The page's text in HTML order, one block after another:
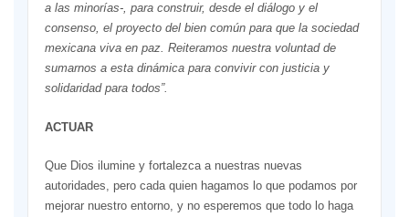
a las minorías-, para construir, desde el diálogo y el
consenso, el proyecto del bien común para que la sociedad
mexicana viva en paz. Reiteramos nuestra voluntad de
sumarnos a esta dinámica para convivir con justicia y
solidaridad para todos”.
ACTUAR
Que Dios ilumine y fortalezca a nuestras nuevas
autoridades, pero cada quien hagamos lo que podamos por
mejorar nuestro entorno, y no esperemos que todo lo haga